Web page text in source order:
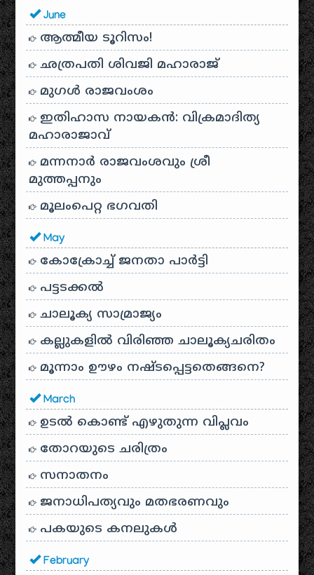
June
ആത്മീയ ടൂറിസം!
ഛത്രപതി ശിവജി മഹാരാജ്
മുഗൾ രാജവംശം
ഇതിഹാസ നായകൻ: വിക്രമാദിത്യ
മഹാരാജാവ്
മന്നനാർ രാജവംശവും ശ്രീ
മുത്തപ്പനും
മൂലംപെറ്റ ഭഗവതി
May
കോക്രോച്ച് ജനതാ പാർട്ടി
പട്ടടക്കൽ
ചാലൂക്യ സാമ്രാജ്യം
കല്ലുകളിൽ വിരിഞ്ഞ ചാലൂക്യചരിതം
മൂന്നാം ഊഴം നഷ്ടപ്പെട്ടതെങ്ങനെ?
March
ഉടൽ കൊണ്ട് എഴുതുന്ന വിപ്ലവം
തോറയുടെ ചരിത്രം
സനാതനം
ജനാധിപത്യവും മതഭരണവും
പകയുടെ കനലുകൾ
February